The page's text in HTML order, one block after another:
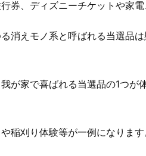
券、ディズニーチケットや家電
消えモノ系と呼ばれる当選品
が家で喜ばれる当選品の1つが
稲刈り体験等が一例になります